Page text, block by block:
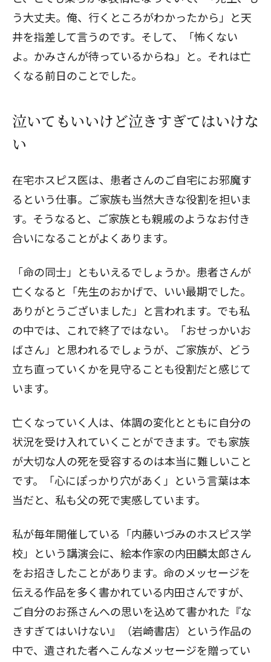
う大丈夫。俺、行くところがわかったから」と天
井を指差して言うのです。そして、「怖くない
よ。かみさんが待っているからね」と。それは亡
くなる前日のことでした。
泣いてもいいけど泣きすぎてはいけな
い
在宅ホスピス医は、患者さんのご自宅にお邪魔す
るという仕事。ご家族も当然大きな役割を担いま
す。そうなると、ご家族とも親戚のようなお付き
合いになることがよくあります。
「命の同士」ともいえるでしょうか。患者さんが
亡くなると「先生のおかげで、いい最期でした。
ありがとうございました」と言われます。でも私
の中では、これで終了ではない。「おせっかいお
ばさん」と思われるでしょうが、ご家族が、どう
立ち直っていくかを見守ることも役割だと感じて
います。
亡くなっていく人は、体調の変化とともに自分の
状況を受け入れていくことができます。でも家族
が大切な人の死を受容するのは本当に難しいこと
です。「心にぽっかり穴があく」という言葉は本
当だと、私も父の死で実感しています。
私が毎年開催している「内藤いづみのホスピス学
校」という講演会に、絵本作家の内田麟太郎さん
をお招きしたことがあります。命のメッセージを
伝える作品を多く書かれている内田さんですが、
ご自分のお孫さんへの思いを込めて書かれた『な
きすぎてはいけない』（岩崎書店）という作品の
中で、遺された者へこんなメッセージを贈ってい